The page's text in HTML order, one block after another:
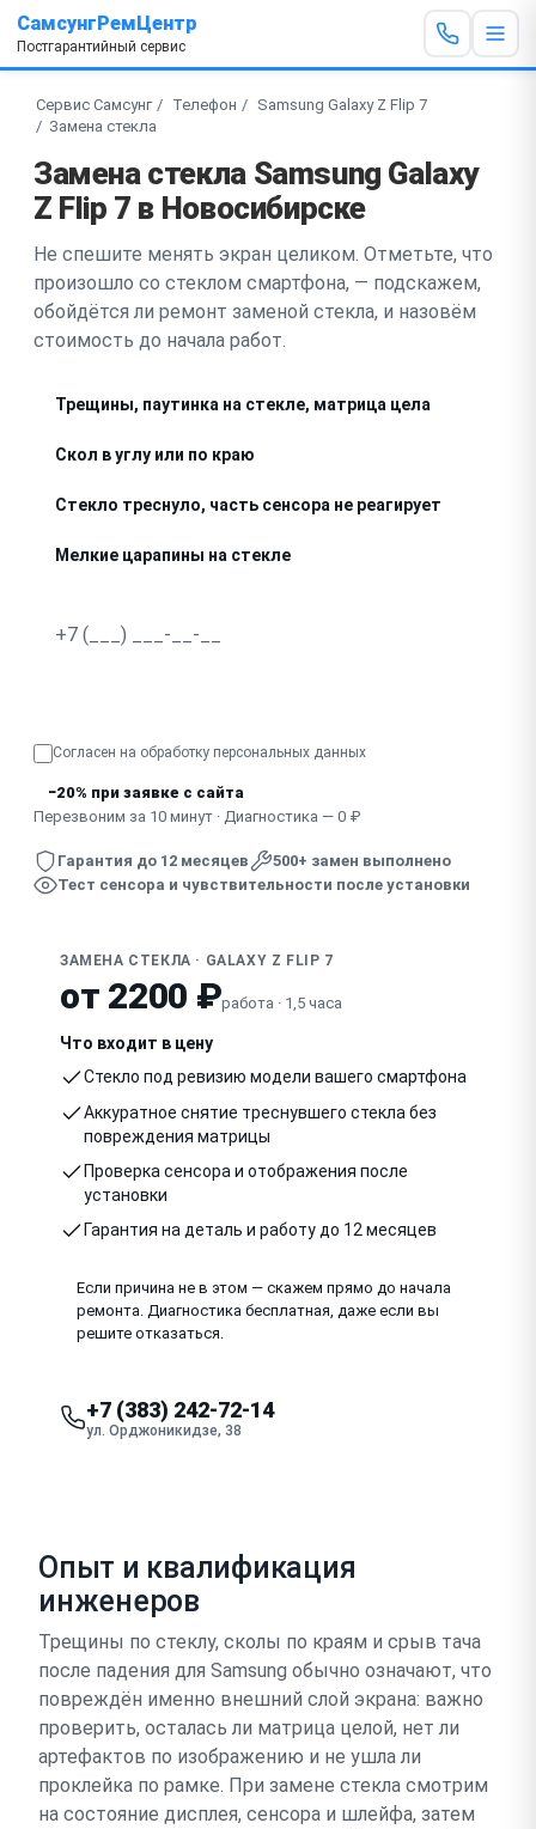
СамсунгРемЦентр
Постгарантийный сервис
Сервис Самсунг Телефон
Samsung Galaxy Z Flip 7
Замена стекла
Замена стекла Samsung Galaxy
Z Flip 7 в Новосибирске
Не спешите менять экран целиком. Отметьте, что
произошло со стеклом смартфона, — подскажем,
обойдётся ли ремонт заменой стекла, и назовём
стоимость до начала работ.
Трещины, паутинка на стекле, матрица цела
Скол в углу или по краю
Стекло треснуло, часть сенсора не реагирует
Мелкие царапины на стекле
Согласен на обработку персональных данных
−20% при заявке с сайта
Перезвоним за 10 минут · Диагностика — 0 ₽
Гарантия до 12 месяцев
500+ замен выполнено
Тест сенсора и чувствительности после установки
ЗАМЕНА СТЕКЛА · GALAXY Z FLIP 7
от 2200 ₽работа · 1,5 часа
Что входит в цену
Стекло под ревизию модели вашего смартфона
Аккуратное снятие треснувшего стекла без
повреждения матрицы
Проверка сенсора и отображения после
установки
Гарантия на деталь и работу до 12 месяцев
Если причина не в этом — скажем прямо до начала
ремонта. Диагностика бесплатная, даже если вы
решите отказаться.
+7 (383) 242-72-14
ул. Орджоникидзе, 38
Опыт и квалификация
инженеров
Трещины по стеклу, сколы по краям и срыв тача
после падения для Samsung обычно означают, что
повреждён именно внешний слой экрана: важно
проверить, осталась ли матрица целой, нет ли
артефактов по изображению и не ушла ли
проклейка по рамке. При замене стекла смотрим
на состояние дисплея, сенсора и шлейфа, затем